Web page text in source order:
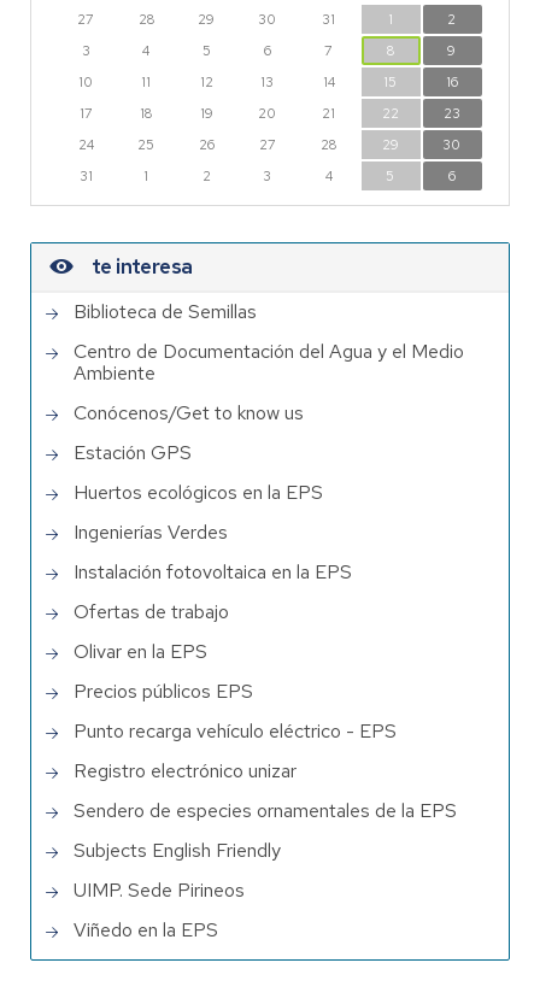
27
28 29 30 31 1
2
3
4 5 6 7 8
9
10
11 12 13 14 15
16
17
18 19 20 21 22
23
24
25 26 27 28 29
30
31
1 2 3 4 5 6
te interesa
Biblioteca de Semillas
Centro de Documentación del Agua y el Medio
Ambiente
Conócenos/Get to know us
Estación GPS
Huertos ecológicos en la EPS
Ingenierías Verdes
Instalación fotovoltaica en la EPS
Ofertas de trabajo
Olivar en la EPS
Precios públicos EPS
Punto recarga vehículo eléctrico - EPS
Registro electrónico unizar
Sendero de especies ornamentales de la EPS
Subjects English Friendly
UIMP. Sede Pirineos
Viñedo en la EPS